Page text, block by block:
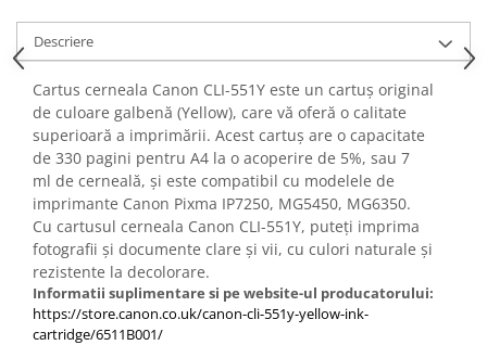
Monitoare
Monitoare LED
Accesorii monitoare
Componente
Placi video
Procesoare
Placi de baza
Memorii RAM
SSD-uri interne
Hard disk-uri interne
Descriere
Cartus cerneala Canon CLI-551Y este un cartuș original
de culoare galbenă (Yellow), care vă oferă o calitate
superioară a imprimării. Acest cartuș are o capacitate
de 330 pagini pentru A4 la o acoperire de 5%, sau 7
ml de cerneală, și este compatibil cu modelele de
imprimante Canon Pixma IP7250, MG5450, MG6350.
Cu cartusul cerneala Canon CLI-551Y, puteți imprima
fotografii și documente clare și vii, cu culori naturale și
rezistente la decolorare.
Informatii suplimentare si pe website-ul producatorului:
https://store.canon.co.uk/canon-cli-551y-yellow-ink-
cartridge/6511B001/